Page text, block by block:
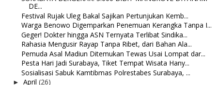
DE...
Festival Rujak Uleg Bakal Sajikan Pertunjukan Kemb...
Warga Benowo Digemparkan Penemuan Kerangka Tanpa I...
Geger! Dokter hingga ASN Ternyata Terlibat Sindika...
Rahasia Mengusir Rayap Tanpa Ribet, dari Bahan Ala...
Pemuda Asal Madiun Ditemukan Tewas Usai Lompat dar...
Pesta Hari Jadi Surabaya, Tiket Tempat Wisata Hany...
Sosialisasi Sabuk Kamtibmas Polrestabes Surabaya, ...
► April (26)